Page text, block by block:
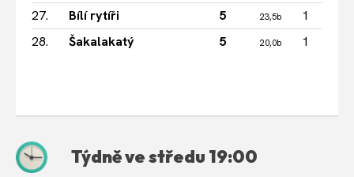
27.
Bílí rytíři 5 23,5b
1
28.
Šakalakatý 5 20,0b 1
Týdně ve středu 19:00